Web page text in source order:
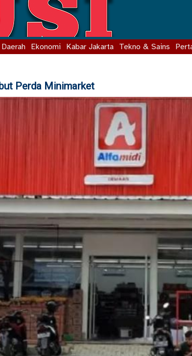
Ekonomi Kabar Jakarta Tekno & Sains
Perda Minimarket